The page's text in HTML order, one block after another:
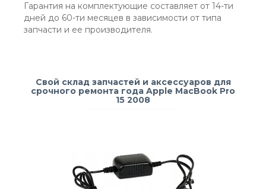
Гарантия на комплектующие составляет от 14-ти
дней до 60-ти месяцев в зависимости от типа
запчасти и ее производителя.
Свой склад запчастей и аксессуаров для
срочного ремонта года Apple MacBook Pro
15 2008